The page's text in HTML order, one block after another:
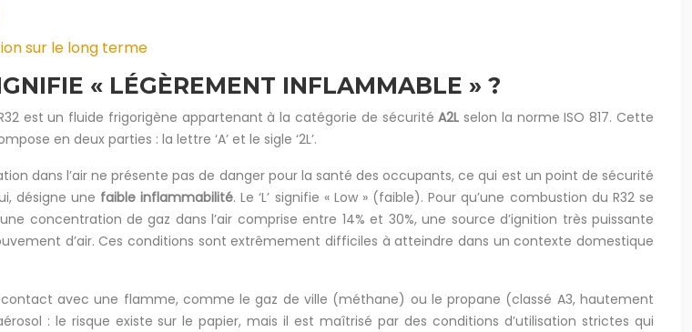
sur le long terme
« LÉGÈREMENT INFLAMMABLE » ?
est un fluide frigorigène appartenant à la catégorie de sécuritéA2L selon la norme ISO 817. Cette
en deux parties : la lettre ‘A’ et le sigle ‘2L’.
dans l’air ne présente pas de danger pour la santé des occupants, ce qui est un point de sécurité
désigne une faible inflammabilité. Le ‘L’ signifie « Low » (faible). Pour qu’une combustion du R32 se
concentration de gaz dans l’air comprise entre 14% et 30%, une source d’ignition très puissante
d’air. Ces conditions sont extrêmement difficiles à atteindre dans un contexte domestique
contact avec une flamme, comme le gaz de ville (méthane) ou le propane (classé A3, hautement
: le risque existe sur le papier, mais il est maîtrisé par des conditions d’utilisation strictes qui